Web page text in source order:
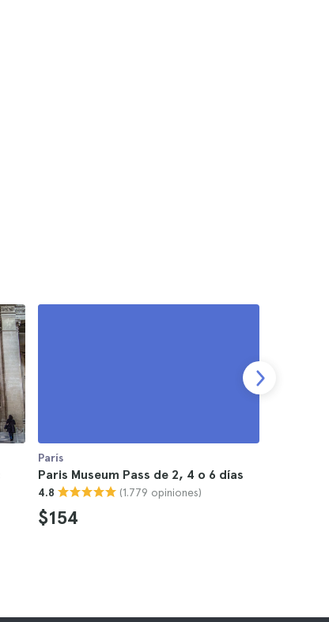
París
Paris Museum Pass de 2, 4 o 6 días
4.8 (1.779 opiniones)
$154